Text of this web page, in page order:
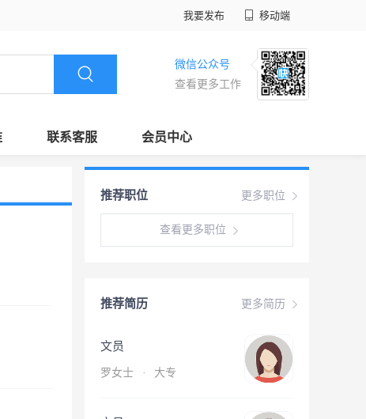
我要发布 移动端
微信公众号
查看更多工作
联系客服 会员中心
更多职位
推荐职位
查看更多职位
更多简历
推荐简历
文员
罗女士 · 大专